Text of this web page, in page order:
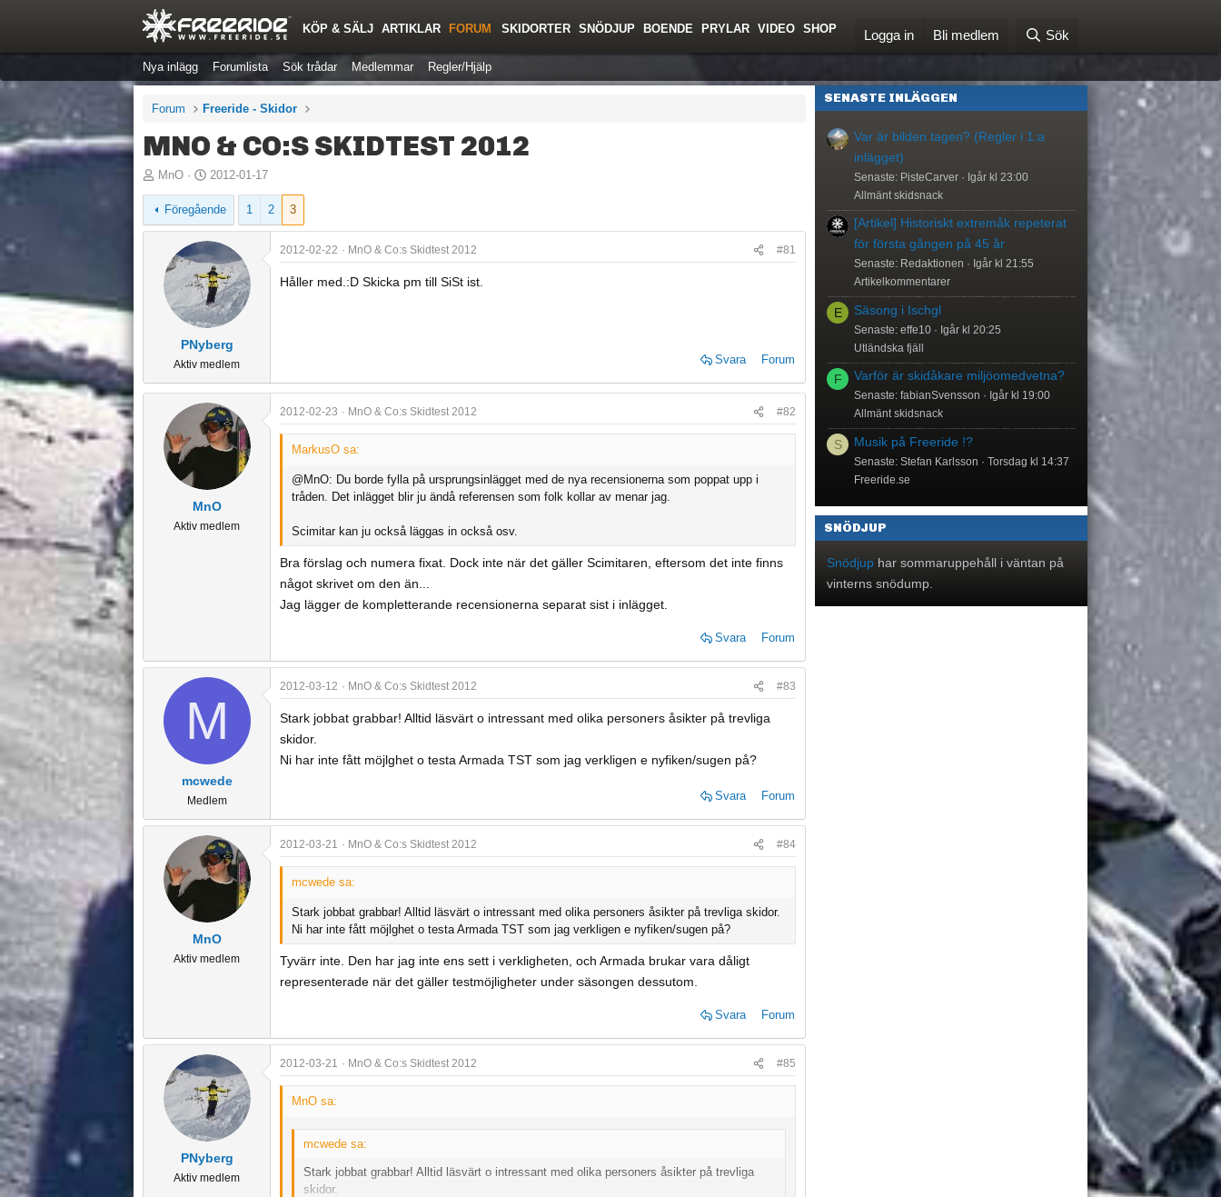
KÖP & SÄLJ ARTIKLAR FORUM SKIDORTER SNÖDJUP BOENDE PRYLAR VIDEO SHOP Logga in Bli medlem Sök
Nya inlägg Forumlista Sök trådar Medlemmar Regler/Hjälp
Forum Freeride - Skidor
MNO & CO:S SKIDTEST 2012
T
r
å
d
e
MnO
S
t
a
r
t
d
a
t
2012-01-17
Föregående 1 2 3
PNyberg
Aktiv medlem
2012-02-22 MnO & Co:s Skidtest 2012 #81
Håller med.:D Skicka pm till SiSt ist.
Svara Forum
MnO
Aktiv medlem
2012-02-23 MnO & Co:s Skidtest 2012 #82
MarkusO sa:
@MnO: Du borde fylla på ursprungsinlägget med de nya recensionerna som poppat upp i
tråden. Det inlägget blir ju ändå referensen som folk kollar av menar jag.
Scimitar kan ju också läggas in också osv.
Bra förslag och numera fixat. Dock inte när det gäller Scimitaren, eftersom det inte finns
något skrivet om den än...
Jag lägger de kompletterande recensionerna separat sist i inlägget.
Svara Forum
M
mcwede
Medlem
2012-03-12 MnO & Co:s Skidtest 2012 #83
Stark jobbat grabbar! Alltid läsvärt o intressant med olika personers åsikter på trevliga
skidor.
Ni har inte fått möjlghet o testa Armada TST som jag verkligen e nyfiken/sugen på?
Svara Forum
MnO
Aktiv medlem
2012-03-21 MnO & Co:s Skidtest 2012 #84
mcwede sa:
Stark jobbat grabbar! Alltid läsvärt o intressant med olika personers åsikter på trevliga skidor.
Ni har inte fått möjlghet o testa Armada TST som jag verkligen e nyfiken/sugen på?
Tyvärr inte. Den har jag inte ens sett i verkligheten, och Armada brukar vara dåligt
representerade när det gäller testmöjligheter under säsongen dessutom.
Svara Forum
PNyberg
Aktiv medlem
2012-03-21 MnO & Co:s Skidtest 2012 #85
MnO sa:
mcwede sa:
Stark jobbat grabbar! Alltid läsvärt o intressant med olika personers åsikter på trevliga
skidor.
SENASTE INLÄGGEN
Var är bilden tagen? (Regler i 1:a
inlägget)
Senaste: PisteCarver
Igår kl 23:00
Allmänt skidsnack
[Artikel] Historiskt extremåk repeterat
för första gången på 45 år
Senaste: Redaktionen
Igår kl 21:55
Artikelkommentarer
E Säsong i Ischgl
Senaste: effe10
Igår kl 20:25
Utländska fjäll
F Varför är skidåkare miljöomedvetna?
Senaste: fabianSvensson
Igår kl 19:00
Allmänt skidsnack
S Musik på Freeride !?
Senaste: Stefan Karlsson
Torsdag kl 14:37
Freeride.se
SNÖDJUP
Snödjup har sommaruppehåll i väntan på
vinterns snödump.